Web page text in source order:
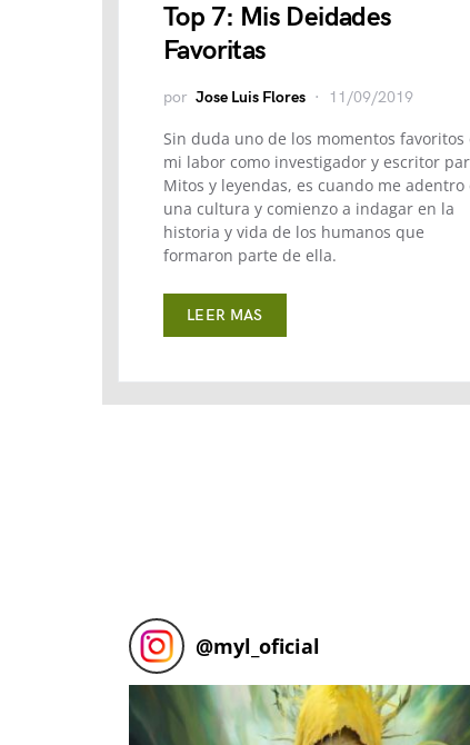
Top 7: Mis Deidades
Favoritas
por Jose Luis Flores 11/09/2019
Sin duda uno de los momentos favoritos
mi labor como investigador y escritor
Mitos y leyendas, es cuando me adentro
una cultura y comienzo a indagar en la
historia y vida de los humanos que
formaron parte de ella.
LEER MAS
@myl_oficial